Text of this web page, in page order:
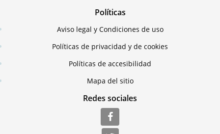
Políticas
Aviso legal y Condiciones de uso
Políticas de privacidad y de cookies
Políticas de accesibilidad
Mapa del sitio
Redes sociales